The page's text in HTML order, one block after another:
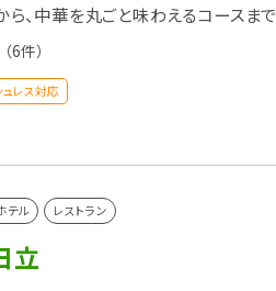
ら、中華を丸ごと味わえるコースまで
（6件）
ュレス対応
テル レストラン
立